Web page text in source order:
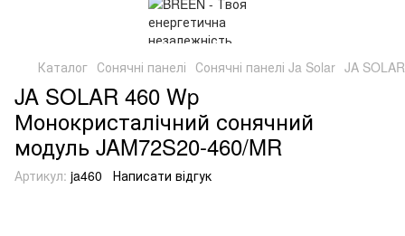
Каталог Сонячні панелі Сонячні панелі Ja Solar JA
JA SOLAR 460 Wp
Монокристалічний сонячний
модуль JAM72S20-460/MR
Артикул: ja460 Написати відгук